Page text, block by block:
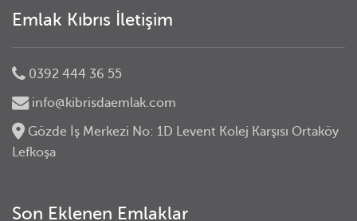
Emlak Kıbrıs İletişim
0392 444 36 55
info@kibrisdaemlak.com
Gözde İş Merkezi No: 1D Levent Kolej Karşısı Ortaköy
Lefkoşa
Son Eklenen Emlaklar